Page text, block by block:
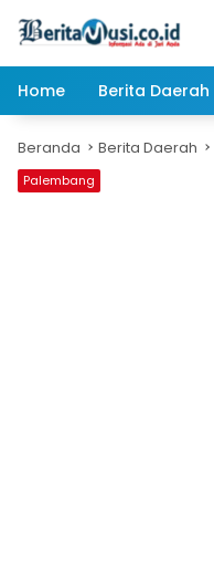
Home
Berita Daerah
Beranda Berita Daerah
Palembang